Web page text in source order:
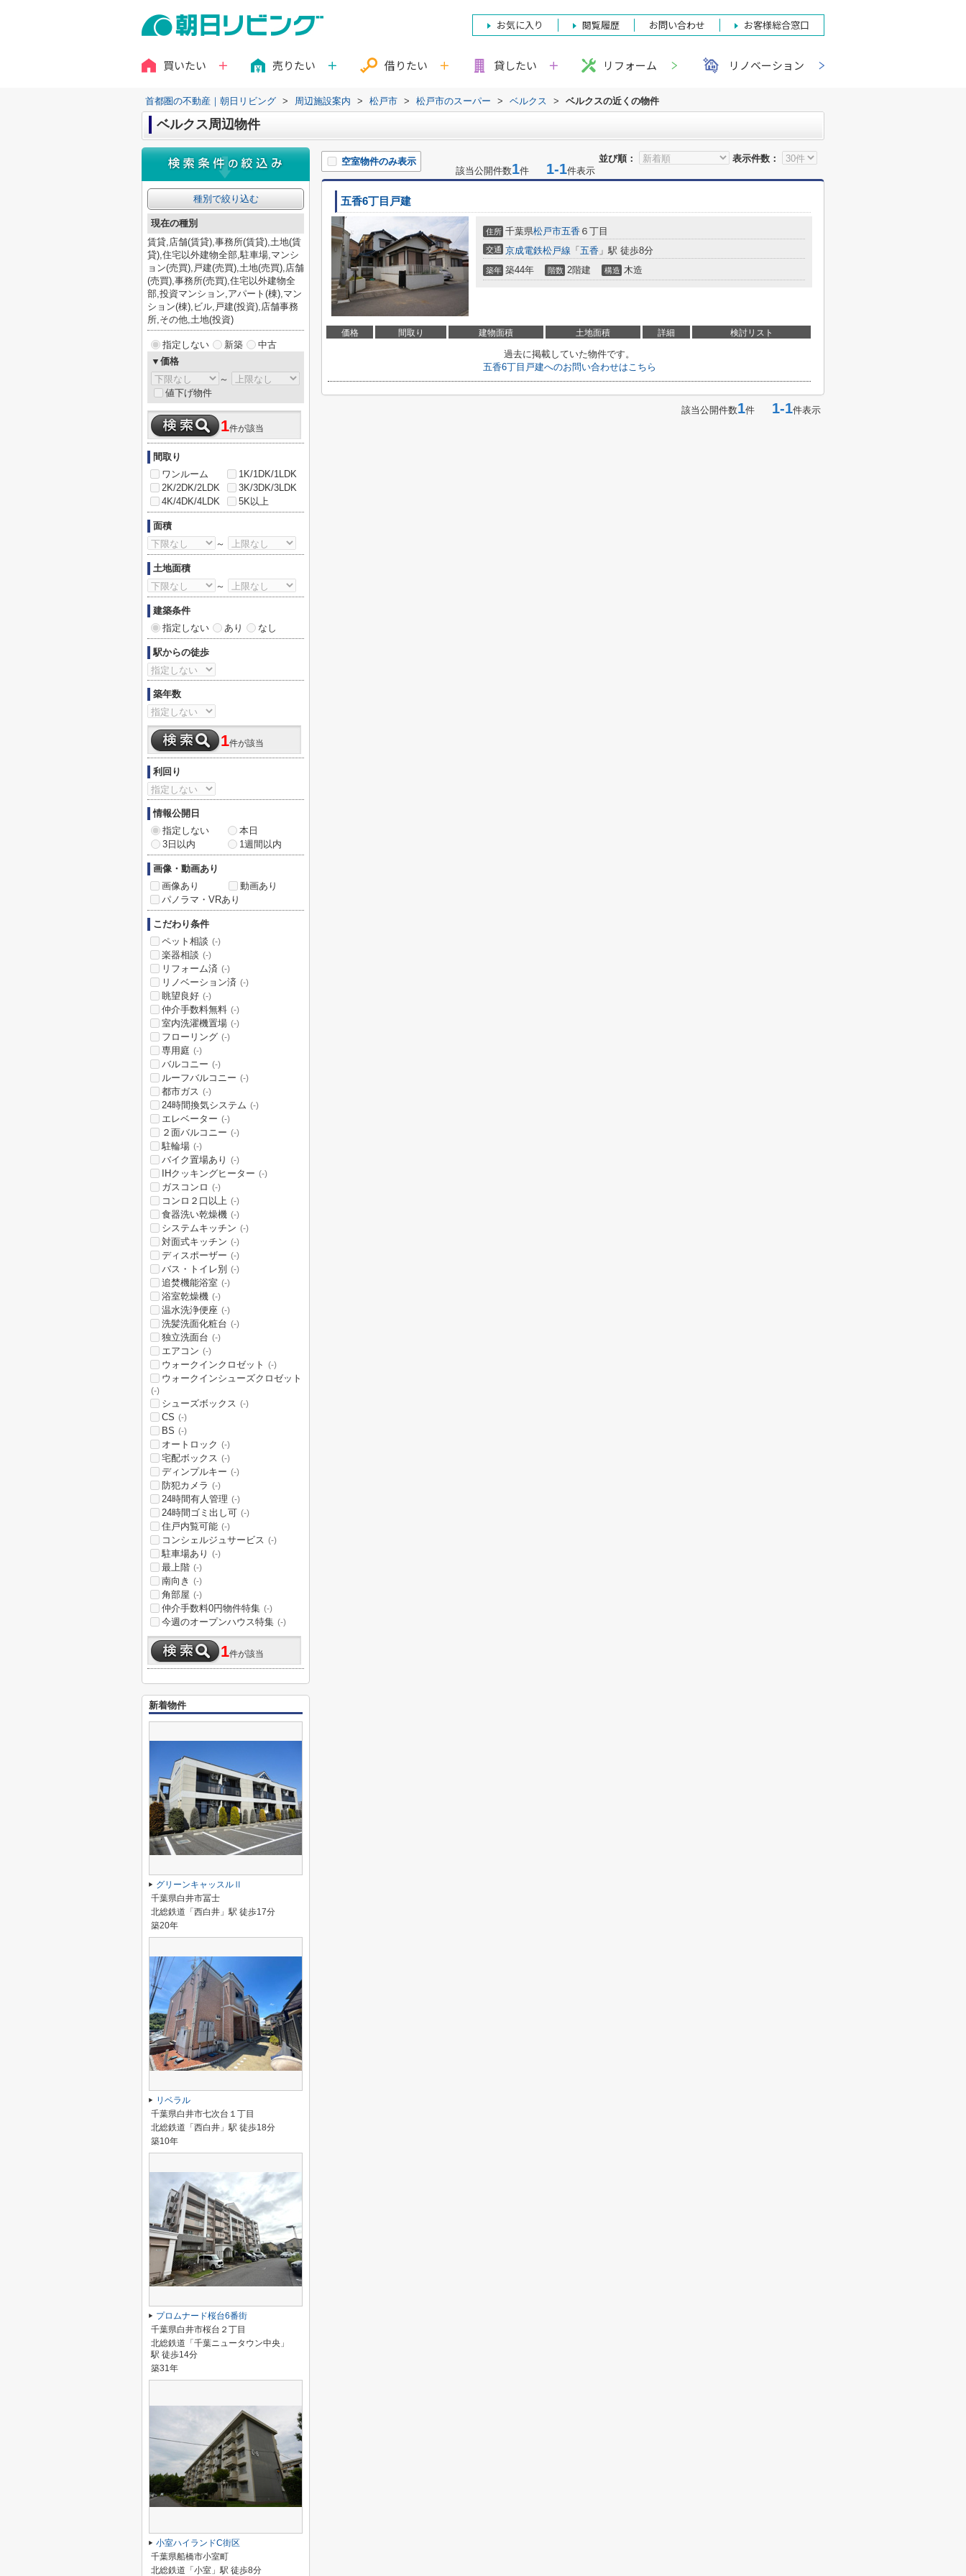
お気に入り 閲覧履歴 お問い合わせ お客様総合窓口
買いたい 売りたい 借りたい 貸したい リフォーム リノベーション
首都圏の不動産｜朝日リビング > 周辺施設案内 > 松戸市 > 松戸市のスーパー > ベルクス > ベルクスの近くの物件
ベルクス周辺物件
並び順： 表示件数：
空室物件のみ表示
該当公開件数1件 1-1件表示
五香6丁目戸建
住所 千葉県松戸市五香 ６丁目
交通 京成電鉄松戸線 「 五香 」駅 徒歩8分
築年 築44年 階数 2階建 構造 木造
価格 間取り 建物面積 土地面積 詳細 検討リスト
過去に掲載していた物件です。
五香6丁目戸建へのお問い合わせはこちら
該当公開件数1件 1-1件表示
種別で絞り込む
現在の種別
賃貸,店舗(賃貸),事務所(賃貸),土地(賃
貸),住宅以外建物全部,駐車場,マンシ
ョン(売買),戸建(売買),土地(売買),店舗
(売買),事務所(売買),住宅以外建物全
部,投資マンション,アパート(棟),マン
ション(棟),ビル,戸建(投資),店舗事務
所,その他,土地(投資)
指定しない 新築
中古
▼価格
～
値下げ物件
1件が該当
間取り
ワンルーム
1K/1DK/1LDK
2K/2DK/2LDK
3K/3DK/3LDK
4K/4DK/4LDK
5K以上
面積
～
土地面積
～
建築条件
指定しない
あり なし
駅からの徒歩
築年数
1件が該当
利回り
情報公開日
指定しない
本日
3日以内
1週間以内
画像・動画あり
画像あり
動画あり
パノラマ・VRあり
こだわり条件
ペット相談 (-)
楽器相談 (-)
リフォーム済 (-)
リノベーション済 (-)
眺望良好 (-)
仲介手数料無料 (-)
室内洗濯機置場 (-)
フローリング (-)
専用庭 (-)
バルコニー (-)
ルーフバルコニー (-)
都市ガス (-)
24時間換気システム (-)
エレベーター (-)
２面バルコニー (-)
駐輪場 (-)
バイク置場あり (-)
IHクッキングヒーター (-)
ガスコンロ (-)
コンロ２口以上 (-)
食器洗い乾燥機 (-)
システムキッチン (-)
対面式キッチン (-)
ディスポーザー (-)
バス・トイレ別 (-)
追焚機能浴室 (-)
浴室乾燥機 (-)
温水洗浄便座 (-)
洗髪洗面化粧台 (-)
独立洗面台 (-)
エアコン (-)
ウォークインクロゼット (-)
ウォークインシューズクロゼット
(-)
シューズボックス (-)
CS (-)
BS (-)
オートロック (-)
宅配ボックス (-)
ディンプルキー (-)
防犯カメラ (-)
24時間有人管理 (-)
24時間ゴミ出し可 (-)
住戸内覧可能 (-)
コンシェルジュサービス (-)
駐車場あり (-)
最上階 (-)
南向き (-)
角部屋 (-)
仲介手数料0円物件特集 (-)
今週のオープンハウス特集 (-)
1件が該当
新着物件
グリーンキャッスルⅡ
千葉県白井市冨士
北総鉄道「西白井」駅 徒歩17分
築20年
リベラル
千葉県白井市七次台１丁目
北総鉄道「西白井」駅 徒歩18分
築10年
プロムナード桜台6番街
千葉県白井市桜台２丁目
北総鉄道「千葉ニュータウン中央」
駅 徒歩14分
築31年
小室ハイランドC街区
千葉県船橋市小室町
北総鉄道「小室」駅 徒歩8分